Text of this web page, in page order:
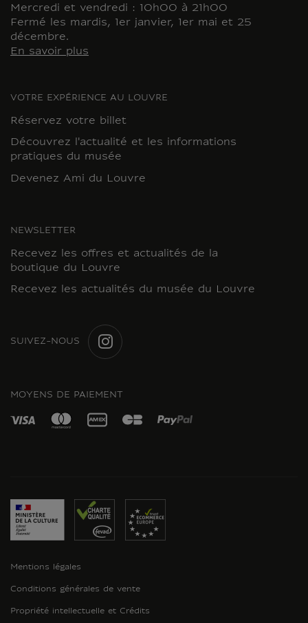
Mercredi et vendredi : 10h00 à 21h00
Fermé les mardis, 1er janvier, 1er mai et 25
décembre.
En savoir plus
VOTRE EXPÉRIENCE AU LOUVRE
Réservez votre billet
Découvrez l'actualité et les informations
pratiques du musée
Devenez Ami du Louvre
NEWSLETTER
Recevez les offres et actualités de la
boutique du Louvre
Recevez les actualités du musée du Louvre
SUIVEZ-NOUS
MOYENS DE PAIEMENT
Mentions légales
Conditions générales de vente
Propriété intellectuelle et Crédits